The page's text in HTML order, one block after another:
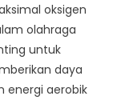
oksigen
olahraga
untuk
daya
energi aerobik